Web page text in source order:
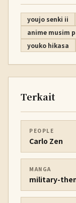
youjo senki ii
anime musim
youko hikasa
Terkait
PEOPLE
Carlo Zen
MANGA
military-